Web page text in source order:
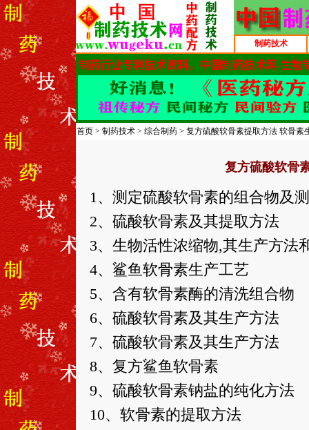
制药技术
首页 > 制药技术 > 综合制药 > 复方硫酸软骨素提取方法 软骨素
复方硫酸软骨
1、测定硫酸软骨素的组合物及
2、硫酸软骨素及其提取方法
3、生物活性浓缩物,其生产方法
4、鲨鱼软骨素生产工艺
5、含有软骨素酶的清洗组合物
6、硫酸软骨素及其生产方法
7、硫酸软骨素及其生产方法
8、复方鲨鱼软骨素
9、硫酸软骨素钠盐的纯化方法
10、软骨素的提取方法